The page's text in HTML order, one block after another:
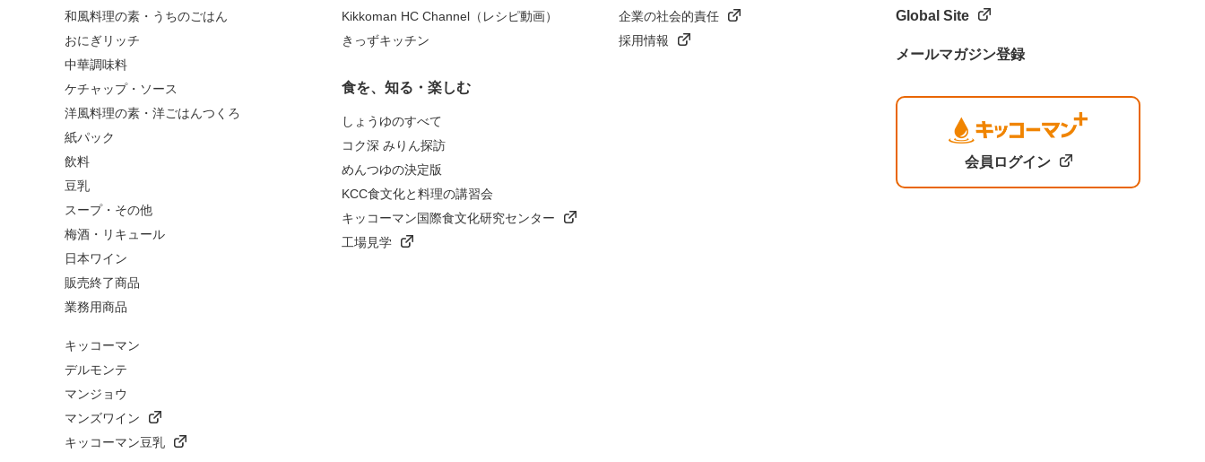
和風料理の素・うちのごはん
おにぎリッチ
中華調味料
ケチャップ・ソース
洋風料理の素・洋ごはんつくろ
紙パック
飲料
豆乳
スープ・その他
梅酒・リキュール
日本ワイン
販売終了商品
業務用商品
キッコーマン
デルモンテ
マンジョウ
マンズワイン
キッコーマン豆乳
Kikkoman HC Channel（レシピ動画）
きっずキッチン
食を、知る・楽しむ
しょうゆのすべて
コク深 みりん探訪
めんつゆの決定版
KCC食文化と料理の講習会
キッコーマン国際食文化研究センター
工場見学
企業の社会的責任
採用情報
Global Site
メールマガジン登録
会員ログイン